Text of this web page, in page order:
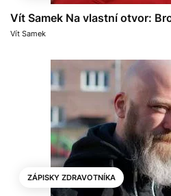
Vít Samek Na vlastní otvor:
Vít Samek
ZÁPISKY ZDRAVOTNÍKA